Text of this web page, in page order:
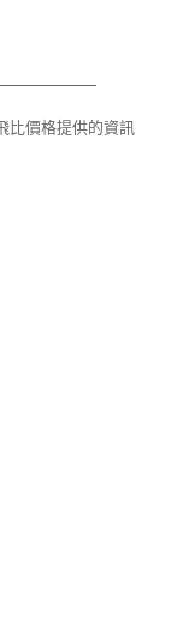
比價格提供的資訊